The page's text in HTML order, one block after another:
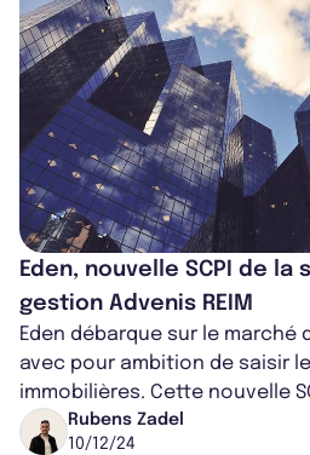
Eden, nouvelle SCPI de la
gestion Advenis REIM
Eden débarque sur le marché
avec pour ambition de saisir
immobilières. Cette nouvelle
diversifier l’offre proposée
Rubens Zadel
10/12/24